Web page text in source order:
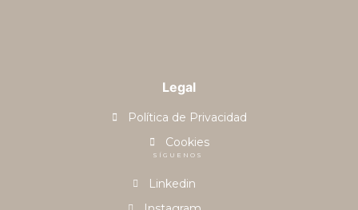
Legal
Política de Privacidad
Cookies
SÍGUENOS
Linkedin